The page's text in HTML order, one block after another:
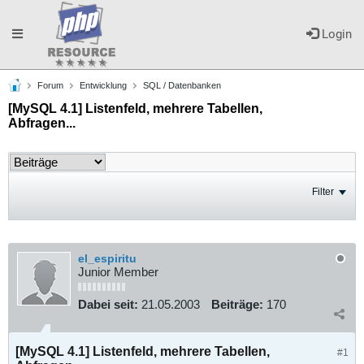
Login
Toggle
navigation
Forum Entwicklung SQL / Datenbanken
[MySQL 4.1] Listenfeld, mehrere Tabellen,
Abfragen...
Filter
el_espiritu
Junior Member
Dabei seit: 21.05.2003 Beiträge: 170
#1
[MySQL 4.1] Listenfeld, mehrere Tabellen,